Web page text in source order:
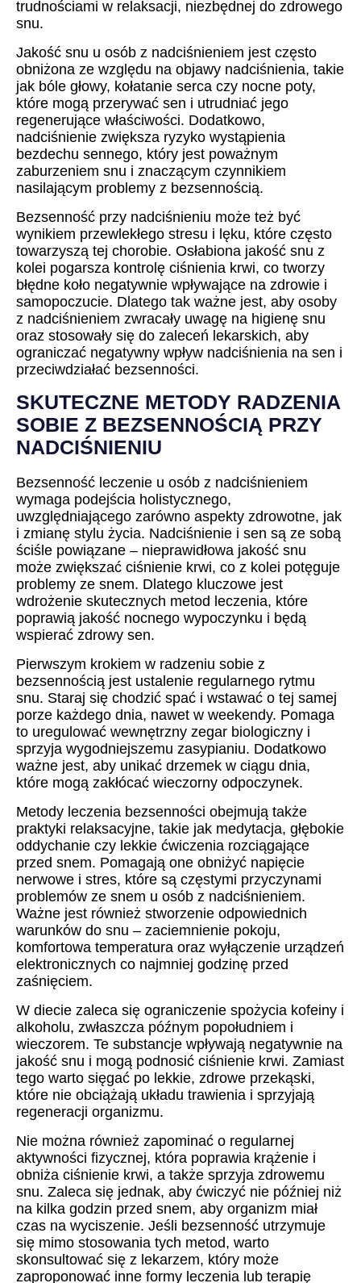
trudnościami w relaksacji, niezbędnej do zdrowego
snu.
Jakość snu u osób z nadciśnieniem jest często
obniżona ze względu na objawy nadciśnienia, takie
jak bóle głowy, kołatanie serca czy nocne poty,
które mogą przerywać sen i utrudniać jego
regenerujące właściwości. Dodatkowo,
nadciśnienie zwiększa ryzyko wystąpienia
bezdechu sennego, który jest poważnym
zaburzeniem snu i znaczącym czynnikiem
nasilającym problemy z bezsennością.
Bezsenność przy nadciśnieniu może też być
wynikiem przewlekłego stresu i lęku, które często
towarzyszą tej chorobie. Osłabiona jakość snu z
kolei pogarsza kontrolę ciśnienia krwi, co tworzy
błędne koło negatywnie wpływające na zdrowie i
samopoczucie. Dlatego tak ważne jest, aby osoby
z nadciśnieniem zwracały uwagę na higienę snu
oraz stosowały się do zaleceń lekarskich, aby
ograniczać negatywny wpływ nadciśnienia na sen i
przeciwdziałać bezsenności.
SKUTECZNE METODY RADZENIA
SOBIE Z BEZSENNOŚCIĄ PRZY
NADCIŚNIENIU
Bezsenność leczenie u osób z nadciśnieniem
wymaga podejścia holistycznego,
uwzględniającego zarówno aspekty zdrowotne, jak
i zmianę stylu życia. Nadciśnienie i sen są ze sobą
ściśle powiązane – nieprawidłowa jakość snu
może zwiększać ciśnienie krwi, co z kolei potęguje
problemy ze snem. Dlatego kluczowe jest
wdrożenie skutecznych metod leczenia, które
poprawią jakość nocnego wypoczynku i będą
wspierać zdrowy sen.
Pierwszym krokiem w radzeniu sobie z
bezsennością jest ustalenie regularnego rytmu
snu. Staraj się chodzić spać i wstawać o tej samej
porze każdego dnia, nawet w weekendy. Pomaga
to uregulować wewnętrzny zegar biologiczny i
sprzyja wygodniejszemu zasypianiu. Dodatkowo
ważne jest, aby unikać drzemek w ciągu dnia,
które mogą zakłócać wieczorny odpoczynek.
Metody leczenia bezsenności obejmują także
praktyki relaksacyjne, takie jak medytacja, głębokie
oddychanie czy lekkie ćwiczenia rozciągające
przed snem. Pomagają one obniżyć napięcie
nerwowe i stres, które są częstymi przyczynami
problemów ze snem u osób z nadciśnieniem.
Ważne jest również stworzenie odpowiednich
warunków do snu – zaciemnienie pokoju,
komfortowa temperatura oraz wyłączenie urządzeń
elektronicznych co najmniej godzinę przed
zaśnięciem.
W diecie zaleca się ograniczenie spożycia kofeiny i
alkoholu, zwłaszcza późnym popołudniem i
wieczorem. Te substancje wpływają negatywnie na
jakość snu i mogą podnosić ciśnienie krwi. Zamiast
tego warto sięgać po lekkie, zdrowe przekąski,
które nie obciążają układu trawienia i sprzyjają
regeneracji organizmu.
Nie można również zapominać o regularnej
aktywności fizycznej, która poprawia krążenie i
obniża ciśnienie krwi, a także sprzyja zdrowemu
snu. Zaleca się jednak, aby ćwiczyć nie później niż
na kilka godzin przed snem, aby organizm miał
czas na wyciszenie. Jeśli bezsenność utrzymuje
się mimo stosowania tych metod, warto
skonsultować się z lekarzem, który może
zaproponować inne formy leczenia lub terapię